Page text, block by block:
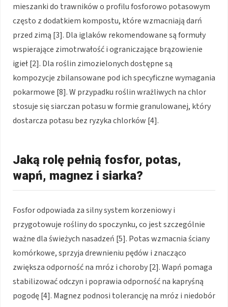
mieszanki do trawników o profilu fosforowo potasowym
często z dodatkiem kompostu, które wzmacniają darń
przed zimą [3]. Dla iglaków rekomendowane są formuły
wspierające zimotrwałość i ograniczające brązowienie
igieł [2]. Dla roślin zimozielonych dostępne są
kompozycje zbilansowane pod ich specyficzne wymagania
pokarmowe [8]. W przypadku roślin wrażliwych na chlor
stosuje się siarczan potasu w formie granulowanej, który
dostarcza potasu bez ryzyka chlorków [4].
Jaką rolę pełnią fosfor, potas,
wapń, magnez i siarka?
Fosfor odpowiada za silny system korzeniowy i
przygotowuje rośliny do spoczynku, co jest szczególnie
ważne dla świeżych nasadzeń [5]. Potas wzmacnia ściany
komórkowe, sprzyja drewnieniu pędów i znacząco
zwiększa odporność na mróz i choroby [2]. Wapń pomaga
stabilizować odczyn i poprawia odporność na kapryśną
pogodę [4]. Magnez podnosi tolerancję na mróz i niedobór